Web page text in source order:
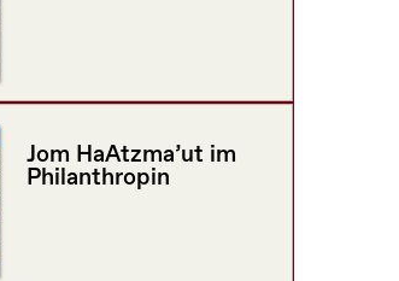
Jom HaAtzma’ut im
Philanthropin